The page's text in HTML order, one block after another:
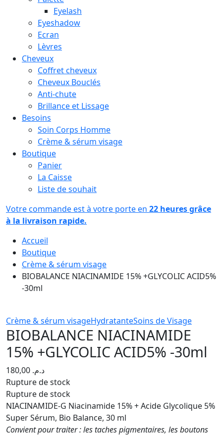
Eyelash
Eyeshadow
Ecran
Lèvres
Cheveux
Coffret cheveux
Cheveux Bouclés
Anti-chute
Brillance et Lissage
Besoins
Soin Corps Homme
Crème & sérum visage
Boutique
Panier
La Caisse
Liste de souhait
Votre commande est à votre porte en 22 heures grâce
à la livraison rapide.
Accueil
Boutique
Crème & sérum visage
BIOBALANCE NIACINAMIDE 15% +GLYCOLIC ACID5%
-30ml
Crème & sérum visageHydratanteSoins de Visage
BIOBALANCE NIACINAMIDE
15% +GLYCOLIC ACID5% -30ml
د.م.
Rupture de stock
Rupture de stock
NIACINAMIDE-G Niacinamide 15% + Acide Glycolique 5%
Super Sérum, Bio Balance, 30 ml
Convient pour traiter : les taches pigmentaires, les boutons